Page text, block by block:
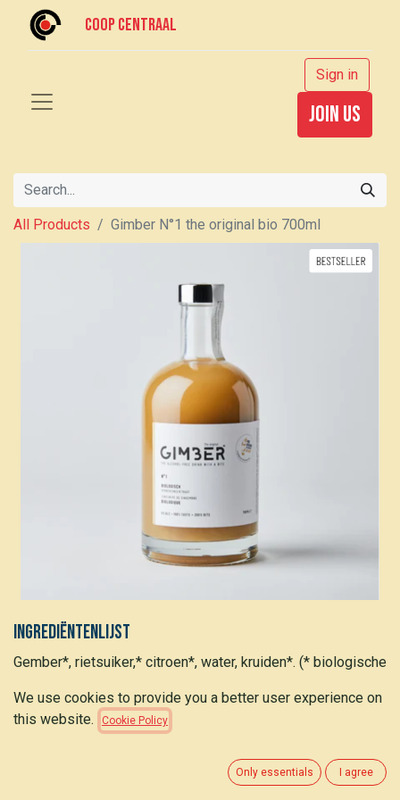
Coop centraal
Sign in
join us
All Products Gimber N°1 the original bio 700ml
Ingrediëntenlijst
Gember*, rietsuiker,* citroen*, water, kruiden*. (* biologische
Beschrijving
We use cookies to provide you a better user experience on
this website.
Cookie Policy
Only essentials I agree